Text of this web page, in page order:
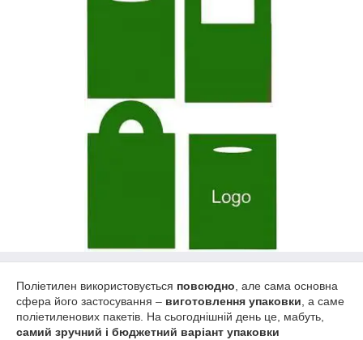
Поліетилен використовується повсюдно , але сама основна
сфера його застосування – виготовлення упаковки , а саме
поліетиленових пакетів. На сьогоднішній день це, мабуть,
самий зручний і бюджетний варіант упаковки